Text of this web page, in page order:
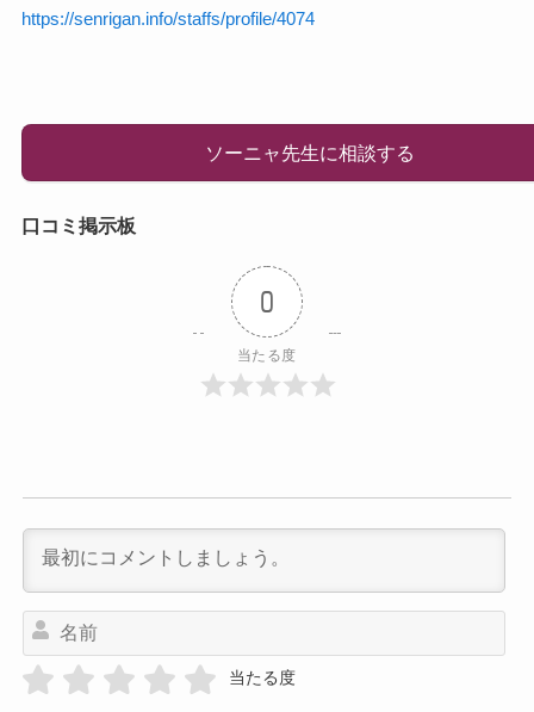
https://senrigan.info/staffs/profile/4074
ソーニャ先生に相談する
口コミ掲示板
0
当たる度
当たる度